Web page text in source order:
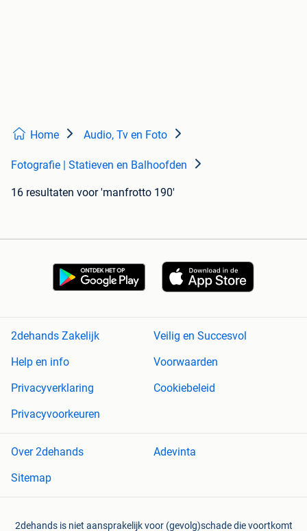
Home Audio, Tv en Foto
Fotografie | Statieven en Balhoofden
16 resultaten voor 'manfrotto 190'
2dehands Zakelijk
Veilig en Succesvol
Help en info
Voorwaarden
Privacyverklaring
Cookiebeleid
Privacyvoorkeuren
Over 2dehands
Adevinta
Sitemap
2dehands is niet aansprakelijk voor (gevolg)schade die voortkomt